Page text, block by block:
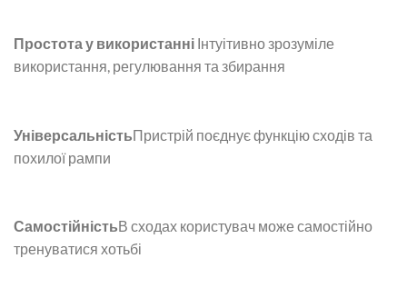
Простота у використанні Інтуітивно зрозуміле
використання, регулювання та збирання
УніверсальністьПристрій поєднує функцію сходів та
похилої рампи
СамостійністьВ сходах користувач може самостійно
тренуватися хотьбі